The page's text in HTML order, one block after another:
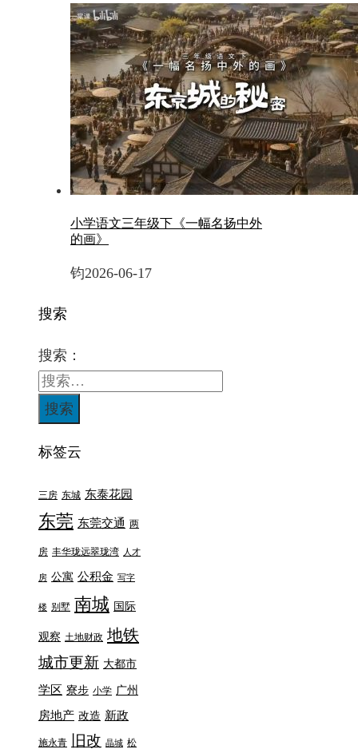
小学语文三年级下《一幅名扬中外
的画》
钧2026-06-17
搜索
搜索：
标签云
三房 东城 东泰花园
东莞 东莞交通 两
房 丰华珑远翠珑湾 人才
房 公寓 公积金 写字
楼 别墅 南城 国际
观察 土地财政 地铁
城市更新 大都市
学区 寮步 小学 广州
房地产 改造 新政
施永青 旧改 晶城 松